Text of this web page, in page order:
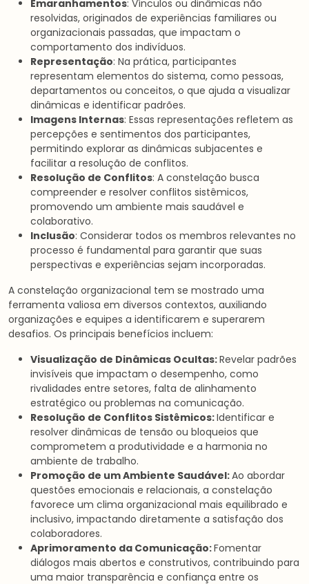
Emaranhamentos: Vínculos ou dinâmicas não
resolvidas, originados de experiências familiares ou
organizacionais passadas, que impactam o
comportamento dos indivíduos.
Representação: Na prática, participantes
representam elementos do sistema, como pessoas,
departamentos ou conceitos, o que ajuda a visualizar
dinâmicas e identificar padrões.
Imagens Internas: Essas representações refletem as
percepções e sentimentos dos participantes,
permitindo explorar as dinâmicas subjacentes e
facilitar a resolução de conflitos.
Resolução de Conflitos: A constelação busca
compreender e resolver conflitos sistêmicos,
promovendo um ambiente mais saudável e
colaborativo.
Inclusão: Considerar todos os membros relevantes no
processo é fundamental para garantir que suas
perspectivas e experiências sejam incorporadas.
A constelação organizacional tem se mostrado uma
ferramenta valiosa em diversos contextos, auxiliando
organizações e equipes a identificarem e superarem
desafios. Os principais benefícios incluem:
Visualização de Dinâmicas Ocultas:Revelar padrões
invisíveis que impactam o desempenho, como
rivalidades entre setores, falta de alinhamento
estratégico ou problemas na comunicação.
Resolução de Conflitos Sistêmicos:Identificar e
resolver dinâmicas de tensão ou bloqueios que
comprometem a produtividade e a harmonia no
ambiente de trabalho.
Promoção de um Ambiente Saudável:Ao abordar
questões emocionais e relacionais, a constelação
favorece um clima organizacional mais equilibrado e
inclusivo, impactando diretamente a satisfação dos
colaboradores.
Aprimoramento da Comunicação:Fomentar
diálogos mais abertos e construtivos, contribuindo para
uma maior transparência e confiança entre os